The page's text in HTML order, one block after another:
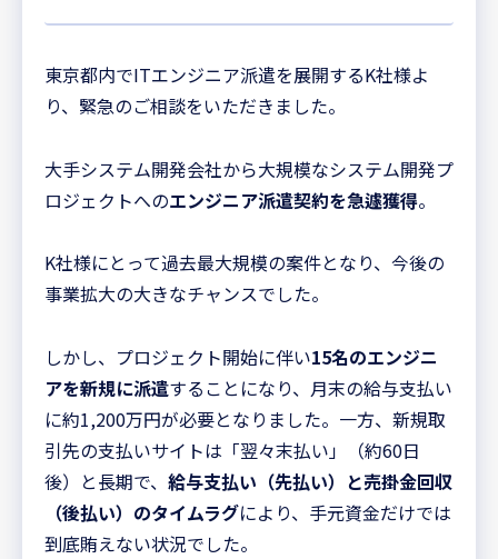
東京都内でITエンジニア派遣を展開するK社様よ
り、緊急のご相談をいただきました。
大手システム開発会社から大規模なシステム開発プ
ロジェクトへのエンジニア派遣契約を急遽獲得。
K社様にとって過去最大規模の案件となり、今後の
事業拡大の大きなチャンスでした。
しかし、プロジェクト開始に伴い15名のエンジニ
アを新規に派遣することになり、月末の給与支払い
に約1,200万円が必要となりました。一方、新規取
引先の支払いサイトは「翌々末払い」（約60日
後）と長期で、 給与支払い（先払い）と売掛金回収
（後払い）のタイムラグにより、手元資金だけでは
到底賄えない状況でした。